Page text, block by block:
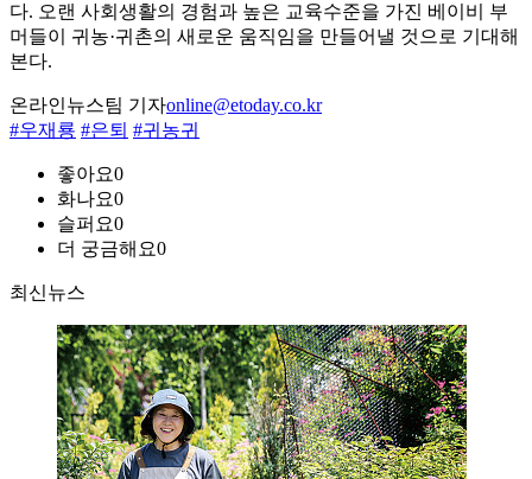
다. 오랜 사회생활의 경험과 높은 교육수준을 가진 베이비 부
머들이 귀농·귀촌의 새로운 움직임을 만들어낼 것으로 기대해
본다.
온라인뉴스팀 기자online@etoday.co.kr
#우재룡 #은퇴 #귀농귀
좋아요0
화나요0
슬퍼요0
더 궁금해요0
최신뉴스